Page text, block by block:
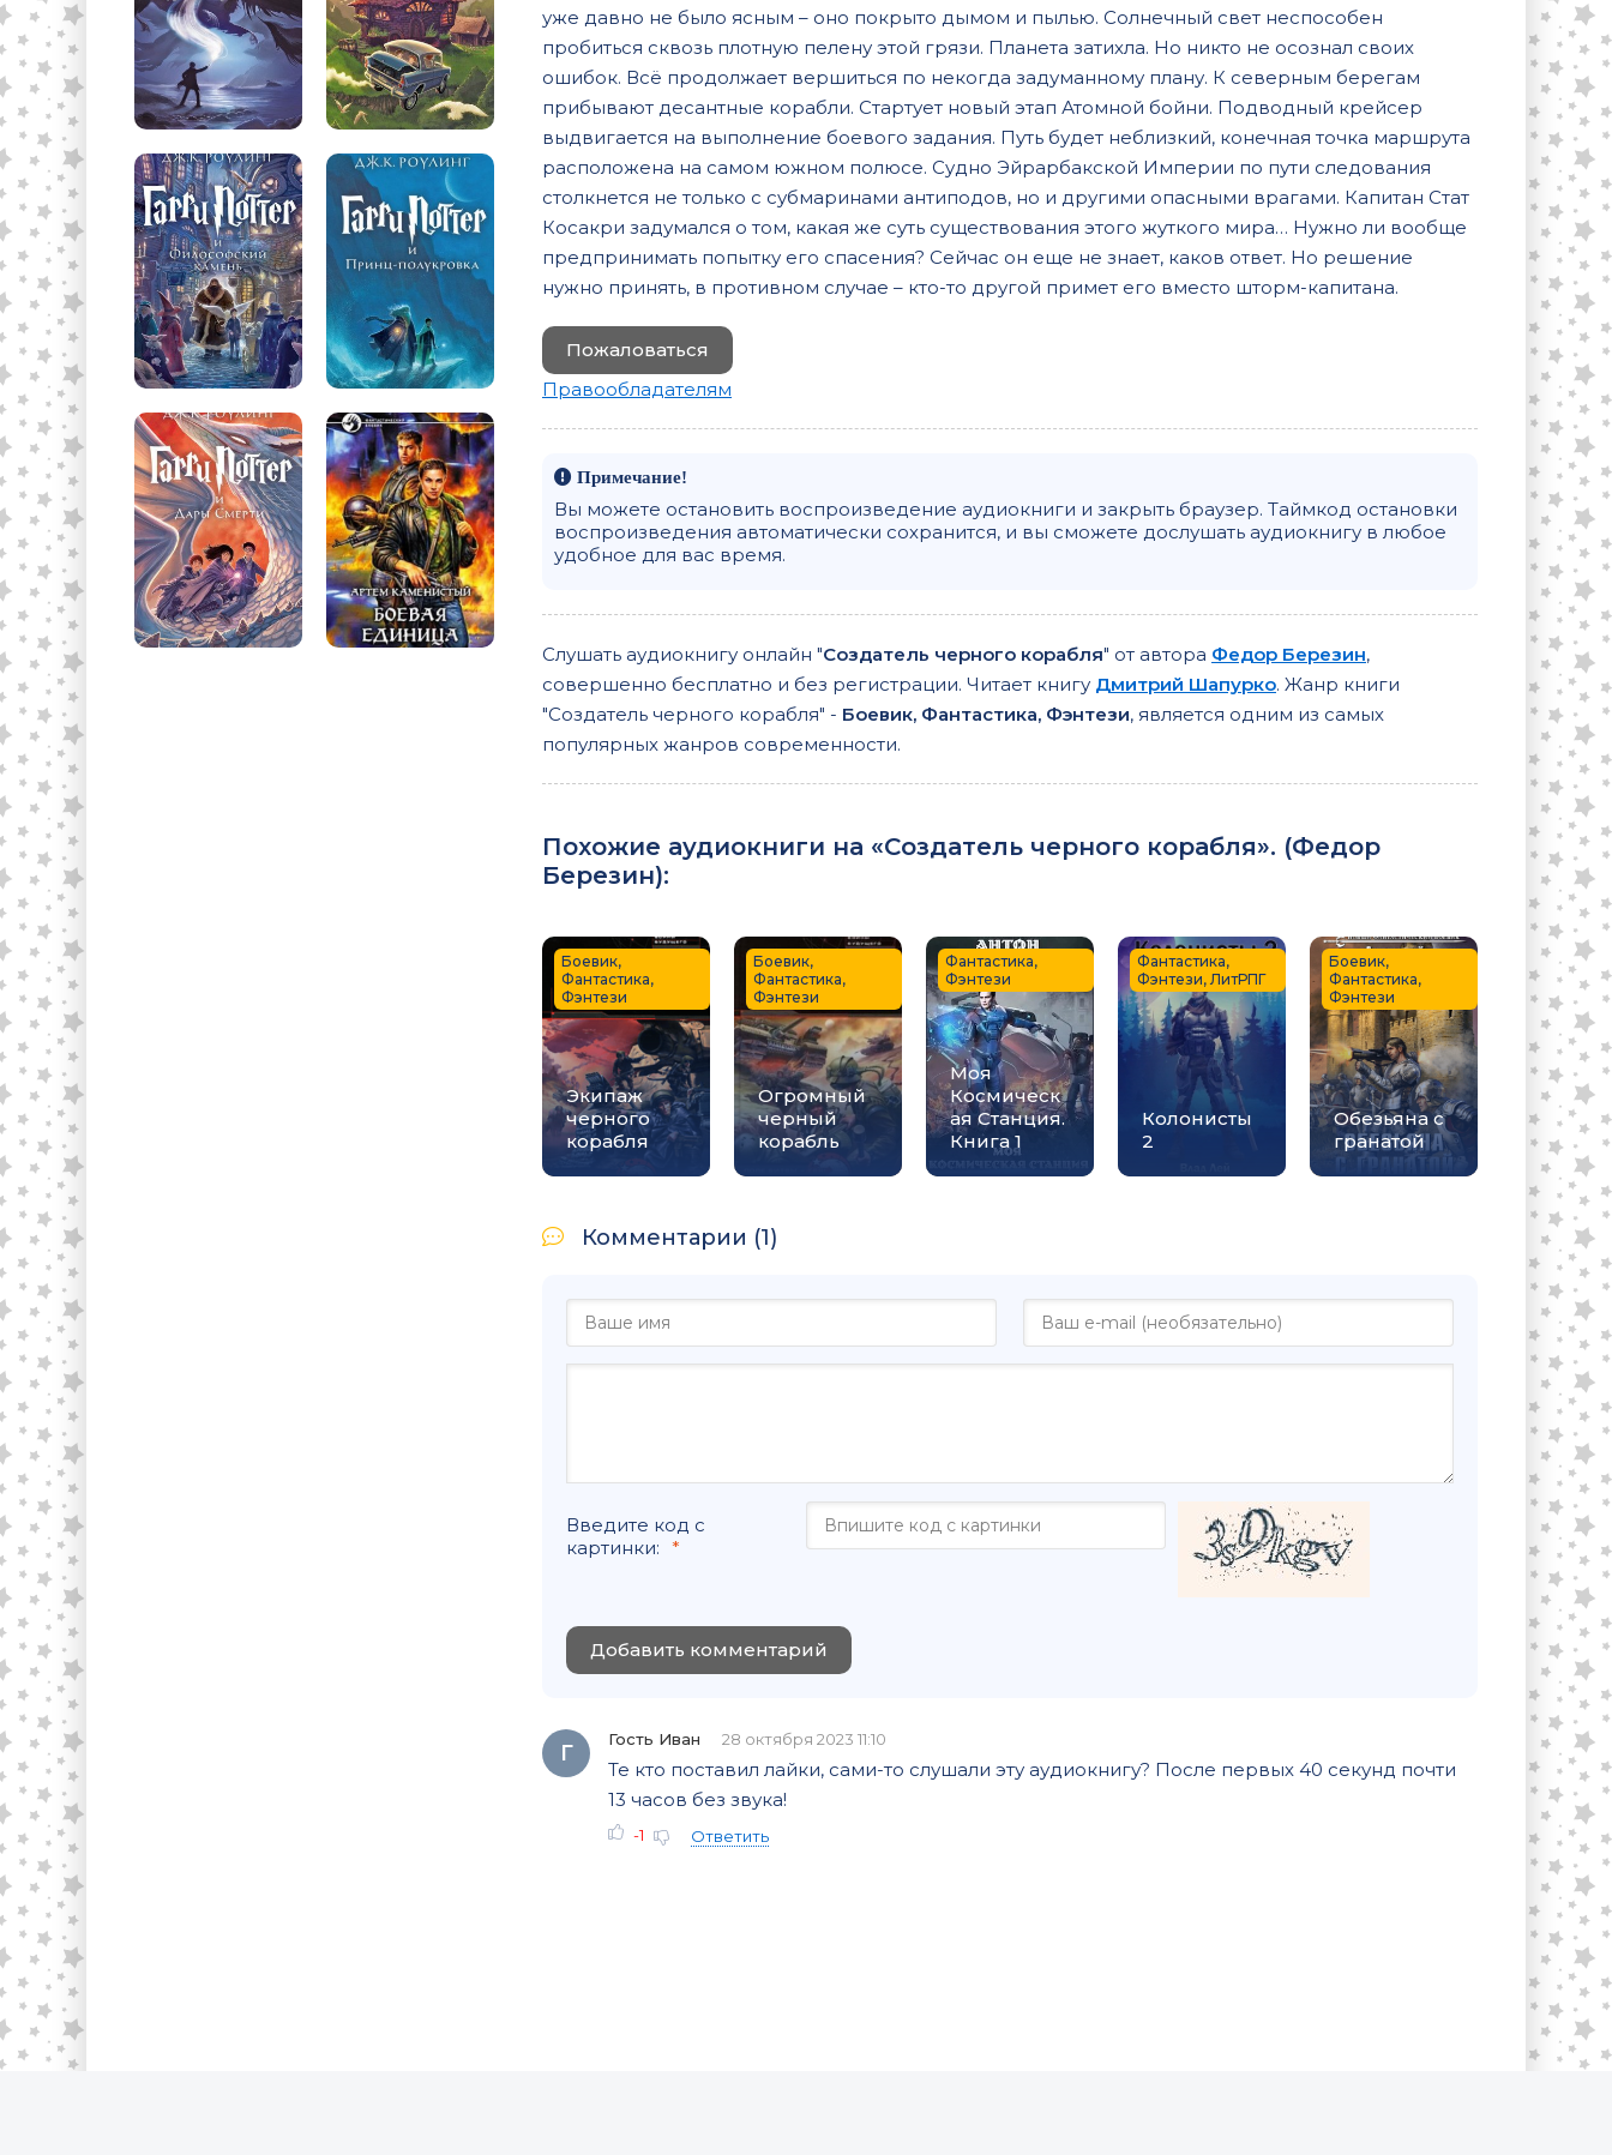
033
034
035
036
038
039
041
042
043
044
045
046
049
050
053
055
056
057
058
059
060
062
064
068
069
072
074
075
уже давно не было ясным – оно покрыто дымом и пылью. Солнечный свет неспособен
пробиться сквозь плотную пелену этой грязи. Планета затихла. Но никто не осознал своих
ошибок. Всё продолжает вершиться по некогда задуманному плану. К северным берегам
прибывают десантные корабли. Стартует новый этап Атомной бойни. Подводный крейсер
выдвигается на выполнение боевого задания. Путь будет неблизкий, конечная точка маршрута
расположена на самом южном полюсе. Судно Эйрарбакской Империи по пути следования
столкнется не только с субмаринами антиподов, но и другими опасными врагами. Капитан Стат
Косакри задумался о том, какая же суть существования этого жуткого мира… Нужно ли вообще
предпринимать попытку его спасения? Сейчас он еще не знает, каков ответ. Но решение
нужно принять, в противном случае – кто-то другой примет его вместо шторм-капитана.
Пожаловаться
Правообладателям
Примечание!
Вы можете остановить воспроизведение аудиокниги и закрыть браузер. Таймкод остановки
воспроизведения автоматически сохранится, и вы сможете дослушать аудиокнигу в любое
удобное для вас время.
Слушать аудиокнигу онлайн "Создатель черного корабля" от автора Федор Березин,
совершенно бесплатно и без регистрации. Читает книгу Дмитрий Шапурко. Жанр книги
"Создатель черного корабля" - Боевик, Фантастика, Фэнтези, является одним из самых
популярных жанров современности.
Похожие аудиокниги на «Создатель черного корабля». (Федор
Березин):
Экипаж
черного
корабля
Боевик,
Фантастика,
Фэнтези
Огромный
черный
корабль
Боевик,
Фантастика,
Фэнтези
Моя
Космическ
ая Станция.
Книга 1
Фантастика,
Фэнтези
Колонисты
2
Фантастика,
Фэнтези, ЛитРПГ
Обезьяна с
гранатой
Боевик,
Фантастика,
Фэнтези
Комментарии (1)
Введите код с
картинки:
Добавить комментарий
Г
Гость Иван 28 октября 2023 11:10
Те кто поставил лайки, сами-то слушали эту аудиокнигу? После первых 40 секунд почти
13 часов без звука!
-1 Ответить